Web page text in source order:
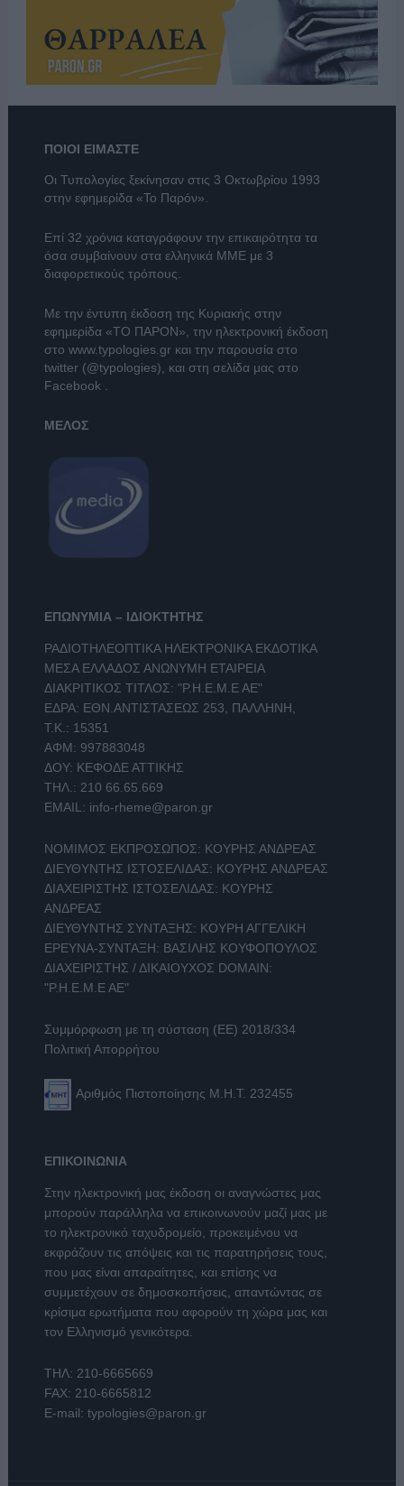
ΠΟΙΟΙ ΕΙΜΑΣΤΕ
Οι Τυπολογίες ξεκίνησαν στις 3 Οκτωβρίου 1993
στην εφημερίδα «Το Παρόν».
Επί 32 χρόνια καταγράφουν την επικαιρότητα τα
όσα συμβαίνουν στα ελληνικά ΜΜΕ με 3
διαφορετικούς τρόπους.
Με την έντυπη έκδοση της Κυριακής στην
εφημερίδα «ΤΟ ΠΑΡΟΝ», την ηλεκτρονική έκδοση
στο www.typologies.grκαι την παρουσία στο
twitter (@typologies), και στη σελίδα μας στο
Facebook .
ΜΕΛΟΣ
ΕΠΩΝΥΜΙΑ – ΙΔΙΟΚΤΗΤΗΣ
ΡΑΔΙΟΤΗΛΕΟΠΤΙΚΑ ΗΛΕΚΤΡΟΝΙΚΑ ΕΚΔΟΤΙΚΑ
ΜΕΣΑ ΕΛΛΑΔΟΣ ΑΝΩΝΥΜΗ ΕΤΑΙΡΕΙΑ
ΔΙΑΚΡΙΤΙΚΟΣ ΤΙΤΛΟΣ: "Ρ.Η.Ε.Μ.Ε ΑΕ"
ΕΔΡΑ: ΕΘΝ.ΑΝΤΙΣΤΑΣΕΩΣ 253, ΠΑΛΛΗΝΗ,
Τ.Κ.: 15351
ΑΦΜ: 997883048
ΔΟΥ: ΚΕΦΟΔΕ ΑΤΤΙΚΗΣ
ΤΗΛ.: 210 66.65.669
EMAIL: info-rheme@paron.gr
ΝΟΜΙΜΟΣ ΕΚΠΡΟΣΩΠΟΣ: ΚΟΥΡΗΣ ΑΝΔΡΕΑΣ
ΔΙΕΥΘΥΝΤΗΣ ΙΣΤΟΣΕΛΙΔΑΣ: ΚΟΥΡΗΣ ΑΝΔΡΕΑΣ
ΔΙΑΧΕΙΡΙΣΤΗΣ ΙΣΤΟΣΕΛΙΔΑΣ: ΚΟΥΡΗΣ
ΑΝΔΡΕΑΣ
ΔΙΕΥΘΥΝΤΗΣ ΣΥΝΤΑΞΗΣ: ΚΟΥΡΗ ΑΓΓΕΛΙΚΗ
ΕΡΕΥΝΑ-ΣΥΝΤΑΞΗ: ΒΑΣΙΛΗΣ ΚΟΥΦΟΠΟΥΛΟΣ
ΔΙΑΧΕΙΡΙΣΤΗΣ / ΔΙΚΑΙΟΥΧΟΣ DOMAIN:
"Ρ.Η.Ε.Μ.Ε ΑΕ"
Συμμόρφωση με τη σύσταση (ΕΕ) 2018/334
Πολιτική Απορρήτου
Αριθμός Πιστοποίησης Μ.Η.Τ. 232455
ΕΠΙΚΟΙΝΩΝΙΑ
Στην ηλεκτρονική μας έκδοση οι αναγνώστες μας
μπορούν παράλληλα να επικοινωνούν μαζί μας με
το ηλεκτρονικό ταχυδρομείο, προκειμένου να
εκφράζουν τις απόψεις και τις παρατηρήσεις τους,
που μας είναι απαραίτητες, και επίσης να
συμμετέχουν σε δημοσκοπήσεις, απαντώντας σε
κρίσιμα ερωτήματα που αφορούν τη χώρα μας και
τον Ελληνισμό γενικότερα.
ΤΗΛ: 210-6665669
FAX: 210-6665812
E-mail: typologies@paron.gr